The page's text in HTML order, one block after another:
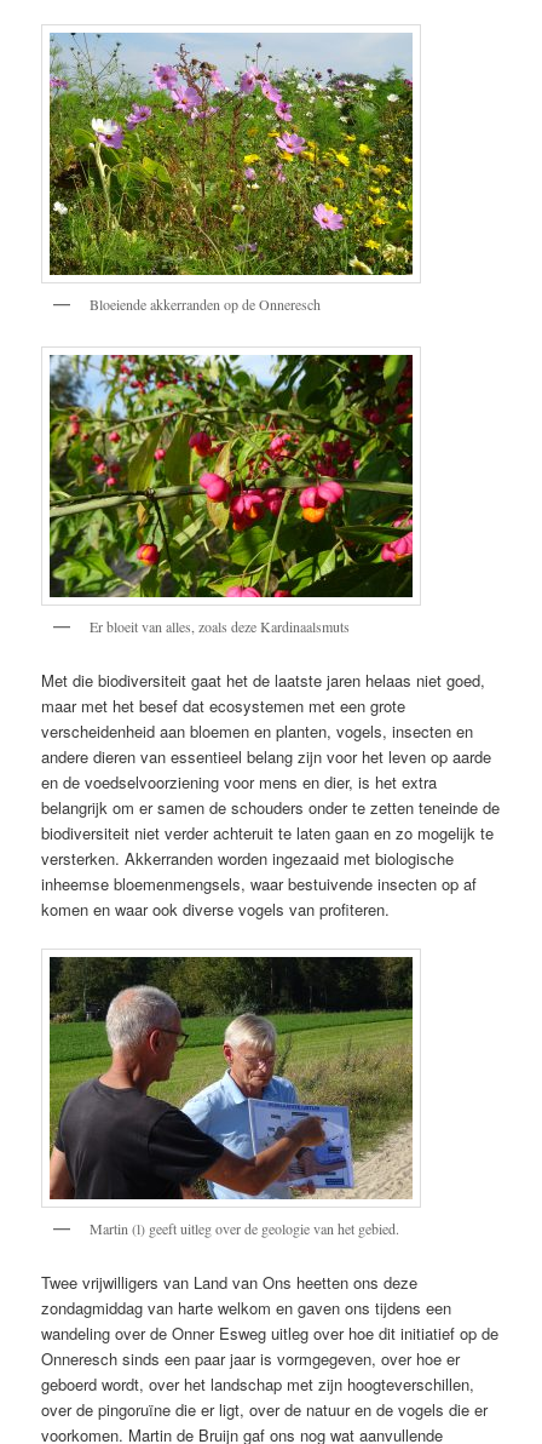
Bloeiende akkerranden op de Onneresch
Er bloeit van alles, zoals deze Kardinaalsmuts
Met die biodiversiteit gaat het de laatste jaren helaas niet goed,
maar met het besef dat ecosystemen met een grote
verscheidenheid aan bloemen en planten, vogels, insecten en
andere dieren van essentieel belang zijn voor het leven op aarde
en de voedselvoorziening voor mens en dier, is het extra
belangrijk om er samen de schouders onder te zetten teneinde de
biodiversiteit niet verder achteruit te laten gaan en zo mogelijk te
versterken. Akkerranden worden ingezaaid met biologische
inheemse bloemenmengsels, waar bestuivende insecten op af
komen en waar ook diverse vogels van profiteren.
Martin (l) geeft uitleg over de geologie van het gebied.
Twee vrijwilligers van Land van Ons heetten ons deze
zondagmiddag van harte welkom en gaven ons tijdens een
wandeling over de Onner Esweg uitleg over hoe dit initiatief op de
Onneresch sinds een paar jaar is vormgegeven, over hoe er
geboerd wordt, over het landschap met zijn hoogteverschillen,
over de pingoruïne die er ligt, over de natuur en de vogels die er
voorkomen. Martin de Bruijn gaf ons nog wat aanvullende